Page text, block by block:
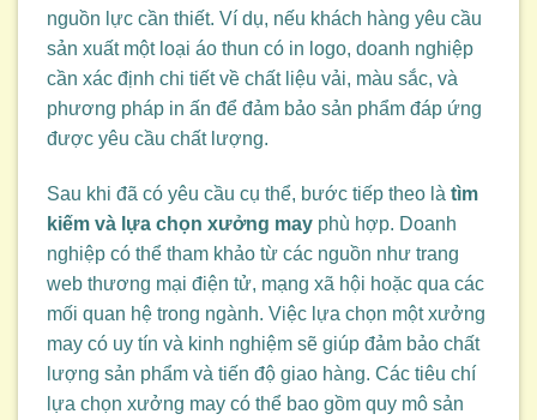
nguồn lực cần thiết. Ví dụ, nếu khách hàng yêu cầu
sản xuất một loại áo thun có in logo, doanh nghiệp
cần xác định chi tiết về chất liệu vải, màu sắc, và
phương pháp in ấn để đảm bảo sản phẩm đáp ứng
được yêu cầu chất lượng.
Sau khi đã có yêu cầu cụ thể, bước tiếp theo là tìm
kiếm và lựa chọn xưởng may phù hợp. Doanh
nghiệp có thể tham khảo từ các nguồn như trang
web thương mại điện tử, mạng xã hội hoặc qua các
mối quan hệ trong ngành. Việc lựa chọn một xưởng
may có uy tín và kinh nghiệm sẽ giúp đảm bảo chất
lượng sản phẩm và tiến độ giao hàng. Các tiêu chí
lựa chọn xưởng may có thể bao gồm quy mô sản